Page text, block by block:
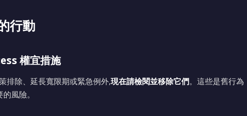
行動
權宜措施
排除、延長寬限期或緊急例外,現在請檢閱並移除它們。這些是舊行為
風險。